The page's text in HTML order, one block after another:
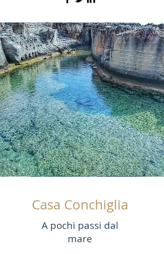
Casa Conchiglia
A pochi passi dal
mare